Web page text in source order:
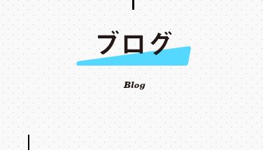
ブログ
Blog